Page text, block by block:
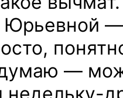
Юрьевной —
—